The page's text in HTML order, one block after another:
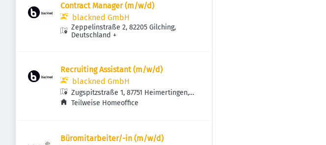
Contract Manager (m/w/d)
blackned GmbH
Zeppelinstraße 2, 82205 Gilching,
Deutschland +
Recruiting Assistant (m/w/d)
blackned GmbH
Zugspitzstraße 1, 87751 Heimertingen,
Deutschland
Teilweise Homeoffice
Büromitarbeiter/-in (m/w/d)